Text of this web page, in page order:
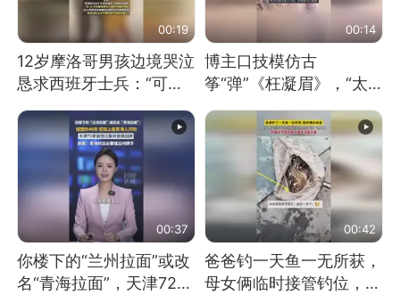
00:19
12岁摩洛哥男孩边境哭泣
恳求西班牙士兵：“可不
可以不要把我遣返回国”
00:14
博主口技模仿古
筝“弹”《枉凝眉》，“太
像了～你是吃古筝长大的
吗？”“或将成为首位考级
不带古筝的选手。”（来
源：新华每日电讯）
00:37
你楼下的“兰州拉面”或改
名“青海拉面”，天津72家
00:42
爸爸钓一天鱼一无所获，
母女俩临时接管钓位，用